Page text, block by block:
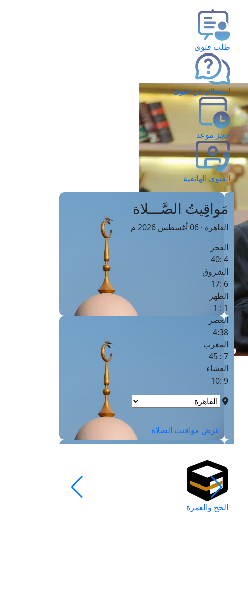
طلب فتوى
استعلام عن فتوى
حجز موعد
الفتوى الهاتفية
مَواقِيتُ الصَّـــلاة
القاهرة · 06 أغسطس 2026 م
الفجر
4 :40
الشروق
6 :17
الظهر
1 : 1
العصر
4:38
المغرب
7 : 45
العشاء
9 :10
عرض مواقيت الصلاة
الحج والعمرة